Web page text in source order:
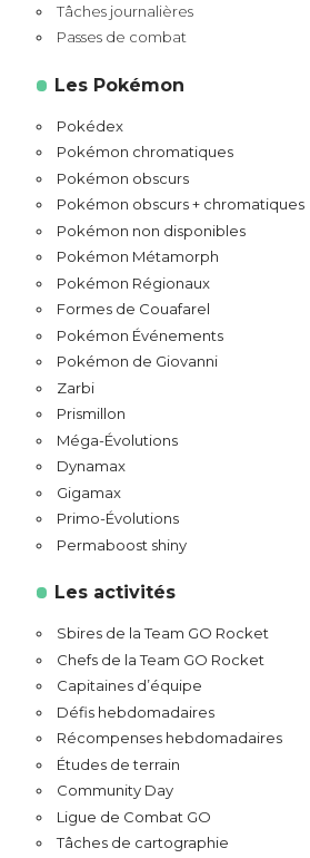
Tâches journalières
Passes de combat
Les Pokémon
Pokédex
Pokémon chromatiques
Pokémon obscurs
Pokémon obscurs + chromatiques
Pokémon non disponibles
Pokémon Métamorph
Pokémon Régionaux
Formes de Couafarel
Pokémon Événements
Pokémon de Giovanni
Zarbi
Prismillon
Méga-Évolutions
Dynamax
Gigamax
Primo-Évolutions
Permaboost shiny
Les activités
Sbires de la Team GO Rocket
Chefs de la Team GO Rocket
Capitaines d’équipe
Défis hebdomadaires
Récompenses hebdomadaires
Études de terrain
Community Day
Ligue de Combat GO
Tâches de cartographie